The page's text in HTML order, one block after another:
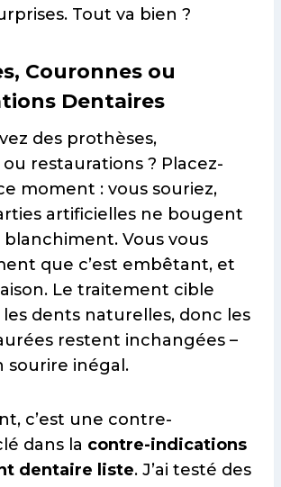
Tout va bien ?
Couronnes ou
Dentaires
des prothèses,
restaurations ? Placez-
moment : vous souriez,
artificielles ne bougent
blanchiment. Vous vous
que c’est embêtant, et
Le traitement cible
dents naturelles, donc les
restent inchangées –
sourire inégal.
c’est une contre-
dans la contre-indications
dentaire liste. J’ai testé des